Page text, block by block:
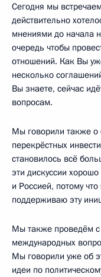
Сегодня мы
действительно
мнениями до начала
очередь чтобы
отношений. Как Вы
несколько
Вы знаете, сейчас
вопросам.
Мы говорили также
перекрёстных
становилось всё
эти дискуссии
и Россией, потому
поддерживаю эту
Мы также проведём с
международных
Мы говорили уже об
идеи по